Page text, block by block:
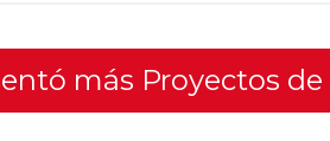
más Proyectos de